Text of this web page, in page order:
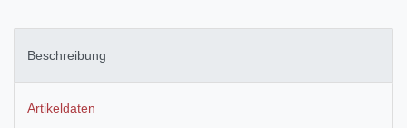
Beschreibung
Artikeldaten